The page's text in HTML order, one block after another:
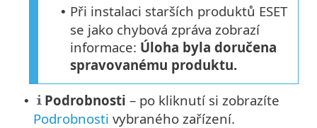
• Při instalaci starších produktů ESET
se jako chybová zpráva zobrazí
informace: Úloha byla doručena
spravovanému produktu.
• Podrobnosti – po kliknutí si zobrazíte
Podrobnosti vybraného zařízení.